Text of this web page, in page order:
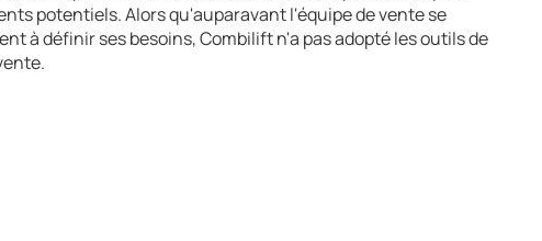
potentiels. Alors qu'auparavant l'équipe de vente se
à définir ses besoins, Combilift n'a pas adopté les outils de